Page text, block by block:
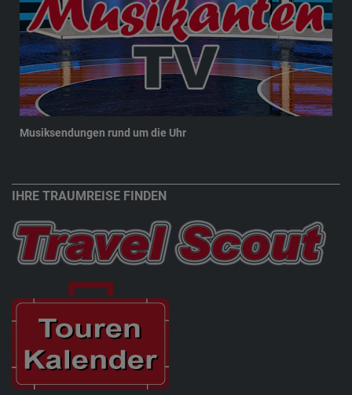
Musiksendungen rund um die Uhr
IHRE TRAUMREISE FINDEN